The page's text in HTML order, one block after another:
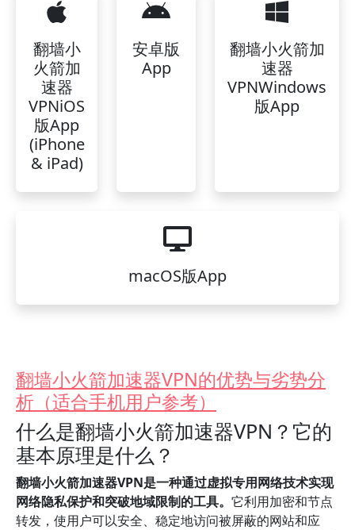
翻墙小
火箭加
速器
VPNiOS
版App
(iPhone
& iPad)
安卓版
App
翻墙小火箭加
速器
VPNWindows
版App
macOS版App
翻墙小火箭加速器VPN的优势与劣势分
析（适合手机用户参考）
什么是翻墙小火箭加速器VPN？它的
基本原理是什么？
翻墙小火箭加速器VPN是一种通过虚拟专用网络技术实现
网络隐私保护和突破地域限制的工具。 它利用加密和节点
转发，使用户可以安全、稳定地访问被屏蔽的网站和应